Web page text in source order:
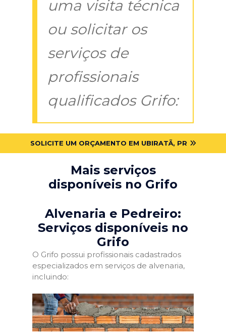
uma visita técnica
ou solicitar os
serviços de
profissionais
qualificados Grifo:
SOLICITE UM ORÇAMENTO EM UBIRATÃ, PR
Mais serviços
disponíveis no Grifo
Alvenaria e Pedreiro:
Serviços disponíveis no
Grifo
O Grifo possui profissionais cadastrados
especializados em serviços de alvenaria,
incluindo: